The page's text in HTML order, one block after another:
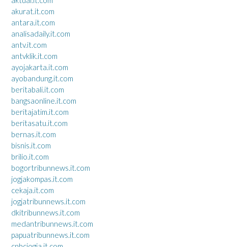
akurat.it.com
antara.it.com
analisadaily.it.com
antv.it.com
antvklik.it.com
ayojakarta.it.com
ayobandung.it.com
beritabali.it.com
bangsaonline.it.com
beritajatim.it.com
beritasatu.it.com
bernas.it.com
bisnis.it.com
brilio.it.com
bogortribunnews.it.com
jogjakompas.it.com
cekaja.it.com
jogjatribunnews.it.com
dkitribunnews.it.com
medantribunnews.it.com
papuatribunnews.it.com